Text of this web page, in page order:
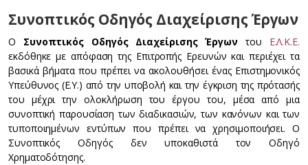
Συνοπτικός Οδηγός Διαχείρισης Έργων
Ο Συνοπτικός Οδηγός Διαχείρισης Έργων του Ε.Λ.Κ.Ε.
εκδόθηκε με απόφαση της Επιτροπής Ερευνών και περιέχει τα
βασικά βήματα που πρέπει να ακολουθήσει ένας Επιστημονικός
Υπεύθυνος (Ε.Υ.) από την υποβολή και την έγκριση της πρότασής
του μέχρι την ολοκλήρωση του έργου του, μέσα από μια
συνοπτική παρουσίαση των διαδικασιών, των κανόνων και των
τυποποιημένων εντύπων που πρέπει να χρησιμοποιήσει. Ο
Συνοπτικός Οδηγός δεν υποκαθιστά τον Οδηγό
Χρηματοδότησης.